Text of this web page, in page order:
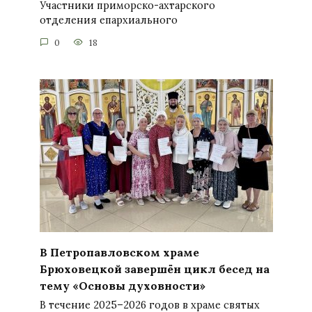
Участники приморско-ахтарского
отделения епархиального
0 18
В Петропавловском храме
Брюховецкой завершён цикл бесед на
тему «Основы духовности»
В течение 2025–2026 годов в храме святых